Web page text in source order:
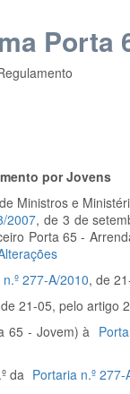
Porta
por Jovens
Ministros e
2007, de 3 de
Porta 65 -
277-A/2010, de
21-05, pelo artigo
65 - Jovem) à
da Portaria n.º 277-